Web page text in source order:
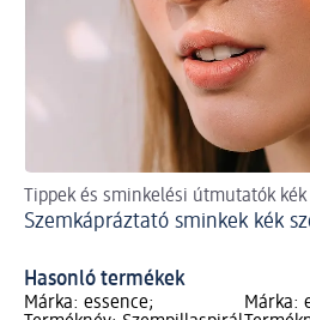
Tippek és sminkelési útmutatók
Szemkápráztató sminkek kék
Hasonló termékek
Márka: essence;
Márka: